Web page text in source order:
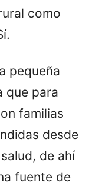
como
pequeña
que para
familias
desde
de ahí
fuente de